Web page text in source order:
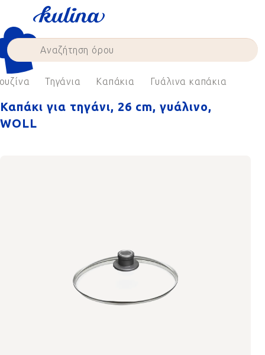
content
Τηγάνια Καπάκια Γυάλινα καπάκια
Καπάκι για τηγάνι, 26 cm, γυάλινο,
WOLL